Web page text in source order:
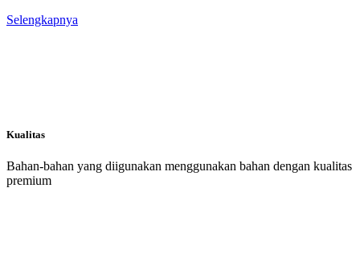
Selengkapnya
Kualitas
Bahan-bahan yang diigunakan menggunakan bahan dengan kualitas
premium